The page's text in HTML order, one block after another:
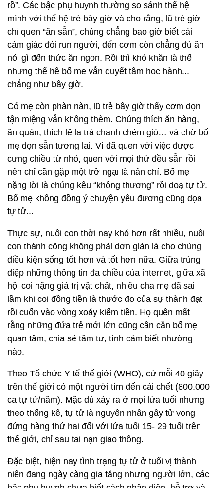
rồ”. Các bậc phụ huynh thường so sánh thế hệ
mình với thế hệ trẻ bây giờ và cho rằng, lũ trẻ giờ
chỉ quen “ăn sẵn”, chúng chẳng bao giờ biết cái
cảm giác đói run người, đến cơm còn chẳng đủ ăn
nói gì đến thức ăn ngon. Rồi thì khó khăn là thế
nhưng thế hệ bố mẹ vẫn quyết tâm học hành...
chẳng như bây giờ.
Có mẹ còn phàn nàn, lũ trẻ bây giờ thấy cơm dọn
tận miệng vẫn không thèm. Chúng thích ăn hàng,
ăn quán, thích lê la trà chanh chém gió… và chờ bố
mẹ dọn sẵn tương lai. Vì đã quen với việc được
cưng chiều từ nhỏ, quen với mọi thứ đều sẵn rồi
nên chỉ cần gặp một trở ngại là nản chí. Bố mẹ
nặng lời là chúng kêu “không thương” rồi doạ tự tử.
Bố mẹ không đồng ý chuyện yêu đương cũng dọa
tự tử...
Thực sự, nuôi con thời nay khó hơn rất nhiều, nuôi
con thành công không phải đơn giản là cho chúng
điều kiện sống tốt hơn và tốt hơn nữa. Giữa trùng
điệp những thông tin đa chiều của internet, giữa xã
hội coi nặng giá trị vật chất, nhiều cha mẹ đã sai
lầm khi coi đồng tiền là thước đo của sự thành đạt
rồi cuốn vào vòng xoáy kiếm tiền. Họ quên mất
rằng những đứa trẻ mới lớn cũng cần cần bố mẹ
quan tâm, chia sẻ tâm tư, tình cảm biết nhường
nào.
Theo Tổ chức Y tế thế giới (WHO), cứ mỗi 40 giây
trên thế giới có một người tìm đến cái chết (800.000
ca tự tử/năm). Mặc dù xảy ra ở mọi lứa tuổi nhưng
theo thống kê, tự tử là nguyên nhân gây tử vong
đứng hàng thứ hai đối với lứa tuổi 15- 29 tuổi trên
thế giới, chỉ sau tai nạn giao thông.
Đặc biệt, hiện nay tình trạng tự tử ở tuổi vị thành
niên đang ngày càng gia tăng nhưng người lớn, các